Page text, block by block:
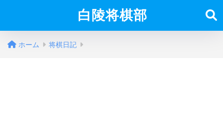
白陵将棋部
ホーム 将棋日記